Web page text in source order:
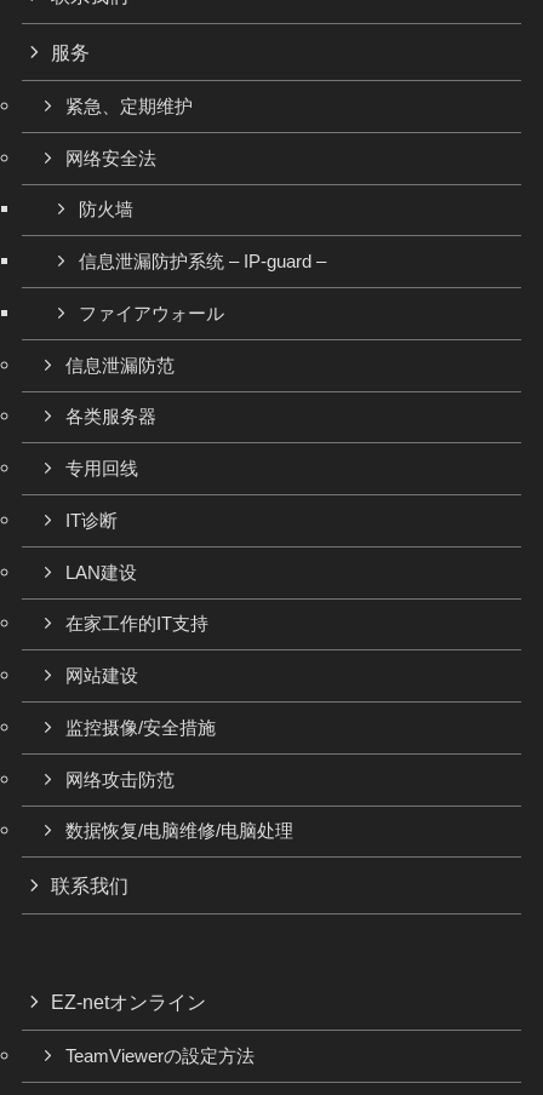
服务
紧急、定期维护
网络安全法
防火墙
信息泄漏防护系统 – IP-guard –
ファイアウォール
信息泄漏防范
各类服务器
专用回线
IT诊断
LAN建设
在家工作的IT支持
网站建设
监控摄像/安全措施
网络攻击防范
数据恢复/电脑维修/电脑处理
联系我们
EZ-netオンライン
TeamViewerの設定方法